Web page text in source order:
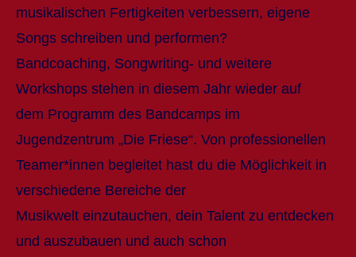
musikalischen Fertigkeiten verbessern, eigene
Songs schreiben und performen?
Bandcoaching, Songwriting- und weitere
Workshops stehen in diesem Jahr wieder auf
dem Programm des Bandcamps im
Jugendzentrum „Die Friese“. Von professionellen
Teamer*innen begleitet hast du die Möglichkeit in
verschiedene Bereiche der
Musikwelt einzutauchen, dein Talent zu entdecken
und auszubauen und auch schon